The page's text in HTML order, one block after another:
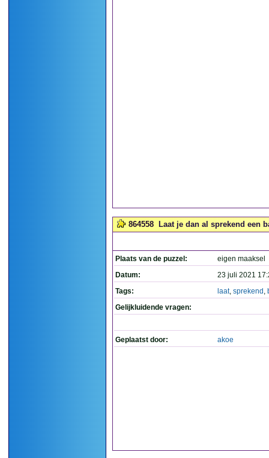
864558 Laat je dan al sprekend een
Plaats van de puzzel:
eigen maaksel
Datum:
23 juli 2021
Tags:
laat, sprekend ,
Gelijkluidende vragen:
Geplaatst door: akoe